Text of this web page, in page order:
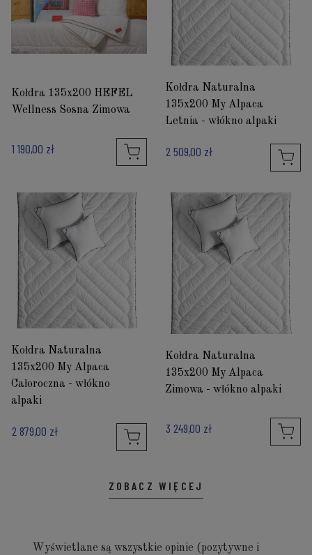
Kołdra 135x200 HEFEL
Wellness Sosna Zimowa
1 190,00 zł
Kołdra Naturalna
135x200 My Alpaca
Letnia - włókno alpaki
2 509,00 zł
Kołdra Naturalna
135x200 My Alpaca
Całoroczna - włókno
alpaki
2 879,00 zł
Kołdra Naturalna
135x200 My Alpaca
Zimowa - włókno alpaki
3 249,00 zł
ZOBACZ WIĘCEJ
Wyświetlane są wszystkie opinie (pozytywne i